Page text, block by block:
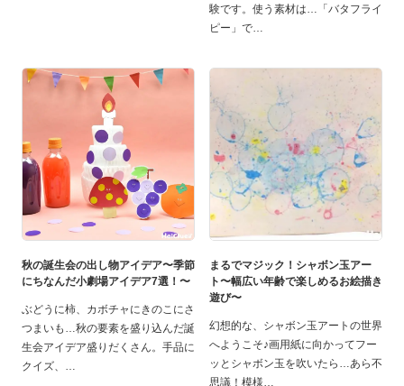
験です。使う素材は…「バタフライ
ピー」で
秋の誕生会の出し物アイデア〜季節
にちなんだ小劇場アイデア7選！〜
ぶどうに柿、カボチャにきのこにさ
つまいも…秋の要素を盛り込んだ誕
生会アイデア盛りだくさん。手品に
クイズ、
まるでマジック！シャボン玉アー
ト〜幅広い年齢で楽しめるお絵描き
遊び〜
幻想的な、シャボン玉アートの世界
へようこそ♪画用紙に向かってフー
ッとシャボン玉を吹いたら…あら不
思議！模様